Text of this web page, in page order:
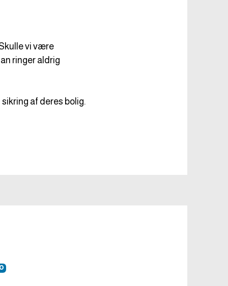
vi være
ringer aldrig
af deres bolig.